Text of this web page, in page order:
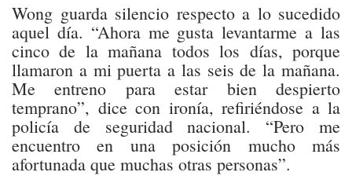
Wong guarda silencio respecto a lo sucedido
aquel día. “Ahora me gusta levantarme a las
cinco de la mañana todos los días, porque
llamaron a mi puerta a las seis de la mañana.
Me entreno para estar bien despierto
temprano”, dice con ironía, refiriéndose a la
policía de seguridad nacional. “Pero me
encuentro en una posición mucho más
afortunada que muchas otras personas”.